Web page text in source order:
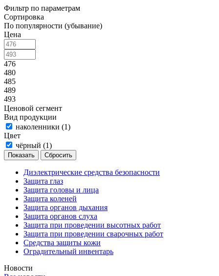
Фильтр по параметрам
Сортировка
По популярности (убывание)
Цена
476
480
485
489
493
Ценовой сегмент
Вид продукции
наколенники (1)
Цвет
чёрный (1)
Сбросить
Диэлектрические средства безопасности
Защита глаз
Защита головы и лица
Защита коленей
Защита органов дыхания
Защита органов слуха
Защита при проведении высотных работ
Защита при проведении сварочных работ
Средства защиты кожи
Оградительный инвентарь
Новости